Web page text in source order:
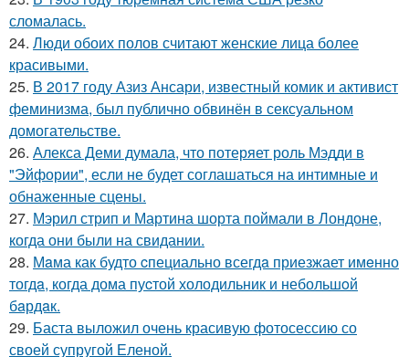
сломалась.
24. Люди обоих полов считают женские лица более
красивыми.
25. В 2017 году Азиз Ансари, известный комик и активист
феминизма, был публично обвинён в сексуальном
домогательстве.
26. Алекса Деми думала, что потеряет роль Мэдди в
"Эйфории", если не будет соглашаться на интимные и
обнаженные сцены.
27. Мэрил стрип и Мартина шорта поймали в Лондоне,
когда они были на свидании.
28. Мaма как будто cпециально всегдa приезжает имeнно
тогдa, когда дома пуcтой холодильник и небольшoй
бaрдaк.
29. Баста выложил очень красивую фотосессию со
своей супругой Еленой.